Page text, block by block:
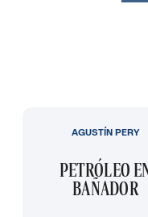
PETRÓLEO
BAÑADOR
AGUSTÍN PERY